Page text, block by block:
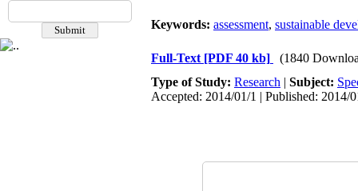
Keywords: assessment, sustainable
Full-Text [PDF 40 kb]
(1840
Type of Study: Research | Subject:
Accepted: 2014/01/1 | Published: 2014/